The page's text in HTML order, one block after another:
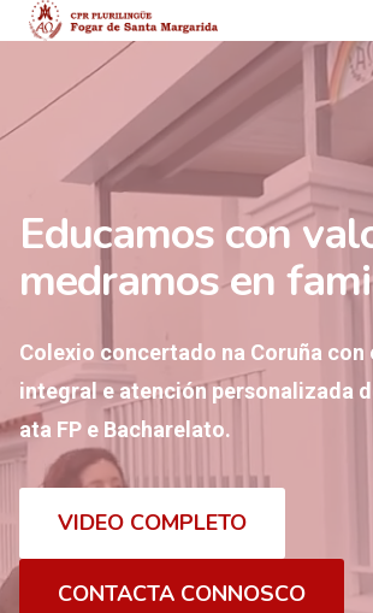
Saltar
ao
contido
Educamos con
medramos en
Colexio concertado na Coruña con
integral e atención personalizada
ata FP e Bacharelato.
VIDEO COMPLETO
CONTACTA CONNOSCO